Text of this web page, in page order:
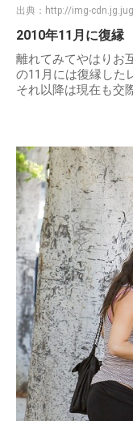
出典： http://img-
2010年11月に復縁
離れてみてやはりお
の11月には復縁した
それ以降は現在も交